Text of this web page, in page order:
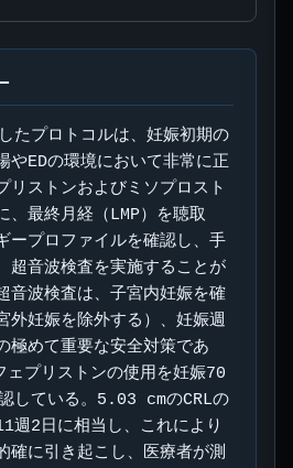
プロトコルは、妊娠初期の
やEDの環境において非常に正
リストンおよびミソプロスト
、最終月経（LMP）を聴取
ープロファイルを確認し、手
超音波検査を実施することが
音波検査は、子宮内妊娠を確
外妊娠を除外する）、妊娠週
極めて重要な安全対策であ
ェプリストンの使用を妊娠70
している。5.03 cmのCRLの
週2日に相当し、これにより
確に引き起こし、医療者が測